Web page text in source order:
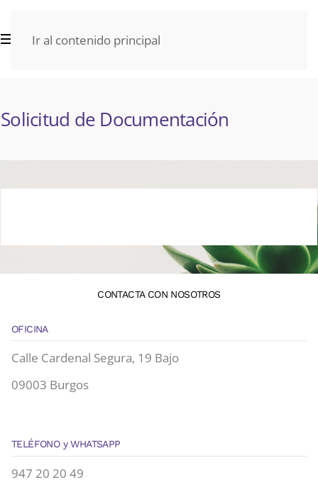
Ir al contenido principal
Solicitud de Documentación
CONTACTA CON NOSOTROS
OFICINA
Calle Cardenal Segura, 19 Bajo
09003 Burgos
TELÉFONO y WHATSAPP
947 20 20 49